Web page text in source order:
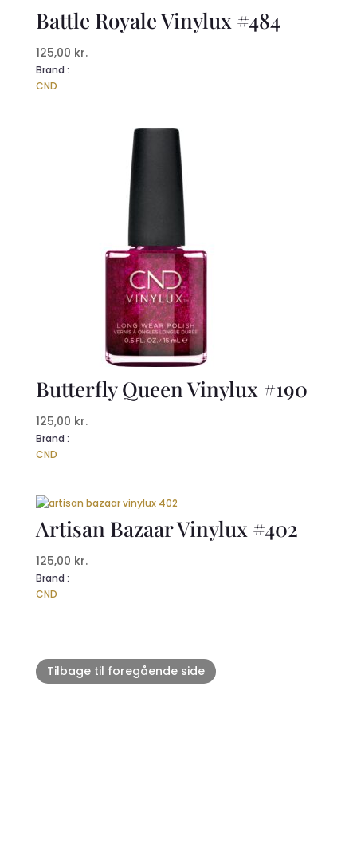
Battle Royale Vinylux #484
125,00 kr.
Brand :
CND
Butterfly Queen Vinylux #190
125,00 kr.
Brand :
CND
Artisan Bazaar Vinylux #402
125,00 kr.
Brand :
CND